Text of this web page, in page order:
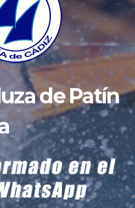
de Patín